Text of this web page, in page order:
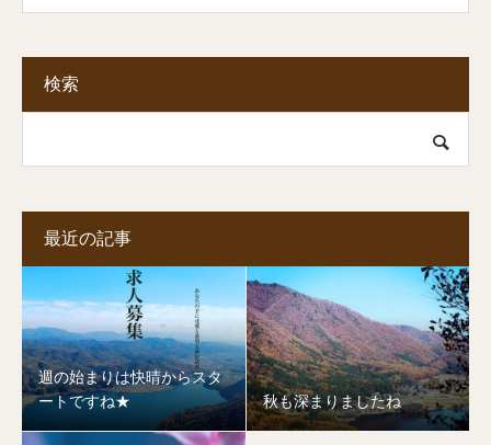
検索
最近の記事
週の始まりは快晴からスタ
ートですね★
秋も深まりましたね